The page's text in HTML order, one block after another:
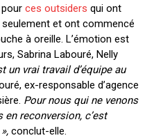
ces outsiders qui ont
seulement et ont commencé
à oreille. L’émotion est
Sabrina Labouré, Nelly
un vrai travail d’équipe au
ex-responsable d’agence
Pour nous qui ne venons
reconversion, c’est
conclut-elle.